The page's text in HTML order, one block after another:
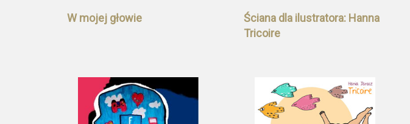
W mojej głowie
Ściana dla ilustratora: Hanna
Tricoire